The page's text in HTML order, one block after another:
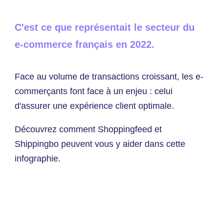
C'est ce que représentait le secteur du
e-commerce français en 2022.
Face au volume de transactions croissant, les e-
commerçants font face à un enjeu : celui
d'assurer une expérience client optimale.
Découvrez comment Shoppingfeed et
Shippingbo peuvent vous y aider dans cette
infographie.